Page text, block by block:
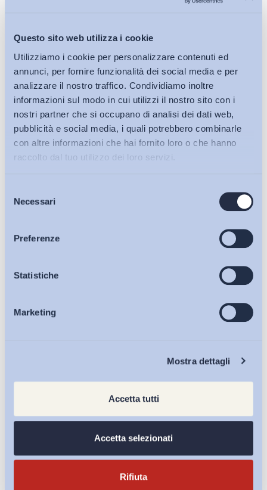
Questo sito web utilizza i cookie
Utilizziamo i cookie per personalizzare contenuti ed
annunci, per fornire funzionalità dei social media e per
analizzare il nostro traffico. Condividiamo inoltre
informazioni sul modo in cui utilizzi il nostro sito con i
nostri partner che si occupano di analisi dei dati web,
pubblicità e social media, i quali potrebbero combinarle
con altre informazioni che hai fornito loro o che hanno
raccolto dal tuo utilizzo dei loro servizi.
delNecessari
Preferenze
Statistiche
Marketing
Mostra dettagli
Accetta tutti
Accetta selezionati
Rifiuta
Bollettini ADAPT
Articoli
Osservatori
Eventi
Tasso di Occupazione giovanile (20-29 anni) (%) – 2025
22 Ottobre 2025